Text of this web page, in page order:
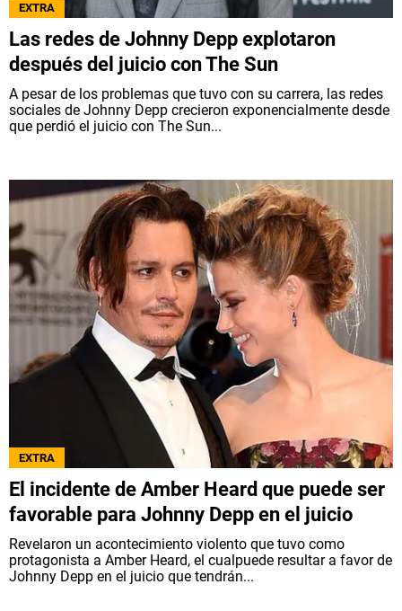
EXTRA
Las redes de Johnny Depp explotaron
después del juicio con The Sun
A pesar de los problemas que tuvo con su carrera, las redes
sociales de Johnny Depp crecieron exponencialmente desde
que perdió el juicio con The Sun...
EXTRA
El incidente de Amber Heard que puede ser
favorable para Johnny Depp en el juicio
Revelaron un acontecimiento violento que tuvo como
protagonista a Amber Heard, el cualpuede resultar a favor de
Johnny Depp en el juicio que tendrán...